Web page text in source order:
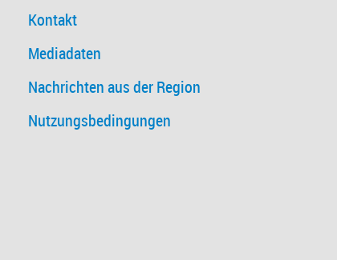
Kontakt
Mediadaten
Nachrichten aus der Region
Nutzungsbedingungen